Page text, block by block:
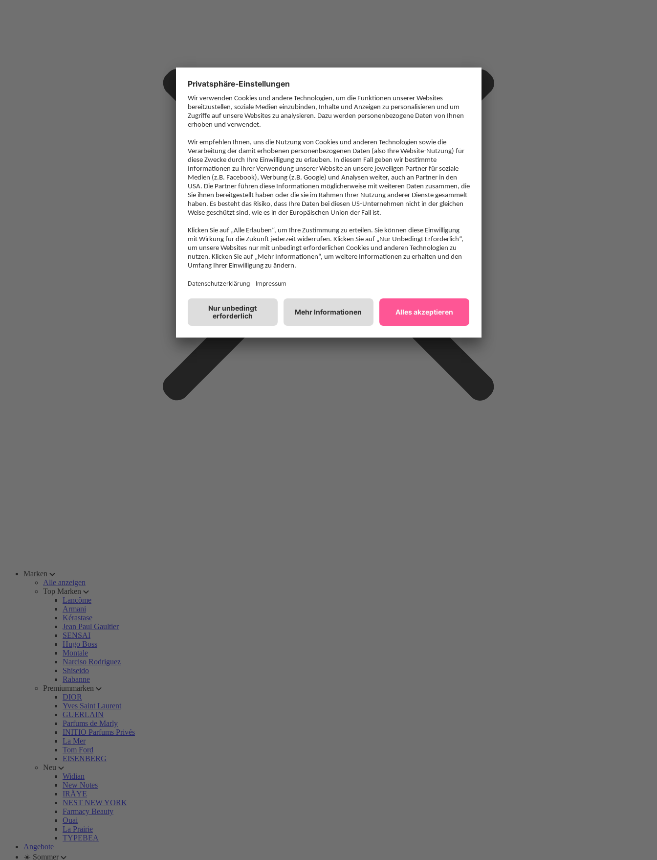
Marken
Alle anzeigen
Top Marken
Lancôme
Armani
Kérastase
Jean Paul Gaultier
SENSAI
Hugo Boss
Montale
Narciso Rodriguez
Shiseido
Rabanne
Premiummarken
DIOR
Yves Saint Laurent
GUERLAIN
Parfums de Marly
INITIO Parfums Privés
La Mer
Tom Ford
EISENBERG
Neu
Widian
New Notes
IRÄYE
NEST NEW YORK
Farmacy Beauty
Ouai
La Prairie
TYPEBEA
Angebote
☀️ Sommer